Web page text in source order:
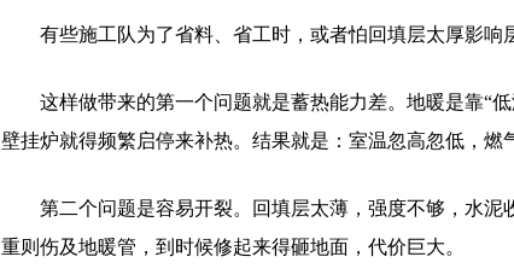
有些施工队为了省料、省工时，或者怕回填层太厚影响
这样做带来的第一个问题就是蓄热能力差。地暖是靠“
壁挂炉就得频繁启停来补热。结果就是：室温忽高忽低，燃
第二个问题是容易开裂。回填层太薄，强度不够，水泥
重则伤及地暖管，到时候修起来得砸地面，代价巨大。